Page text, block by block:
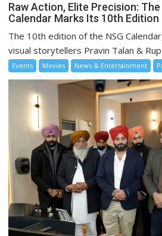
Raw Action, Elite Precision:
Calendar Marks Its 10th Edition
The 10th edition of the NSG
visual storytellers Pravin Talan &
Events Movies News & Entertainment